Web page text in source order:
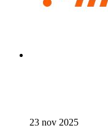
23 nov 2025